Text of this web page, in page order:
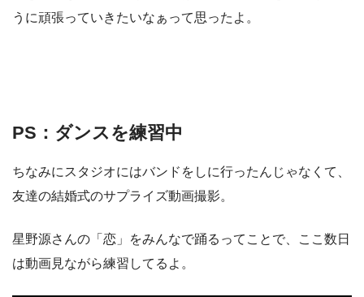
うに頑張っていきたいなぁって思ったよ。
PS：ダンスを練習中
ちなみにスタジオにはバンドをしに行ったんじゃなくて、
友達の結婚式のサプライズ動画撮影。
星野源さんの「恋」をみんなで踊るってことで、ここ数日
は動画見ながら練習してるよ。